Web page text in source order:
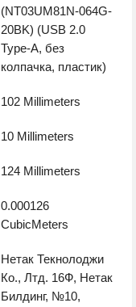
(NT03UM81N-064G-
20BK) (USB 2.0
Type-A, без
колпачка, пластик)
102 Millimeters
10 Millimeters
124 Millimeters
0.000126
CubicMeters
Нетак Текнолоджи
Ко., Лтд. 16Ф, Нетак
Билдинг, №10,